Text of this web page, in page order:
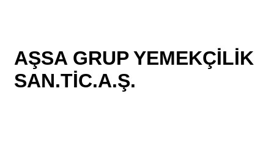
AŞSA GRUP YEMEKÇİLİK
SAN.TİC.A.Ş.